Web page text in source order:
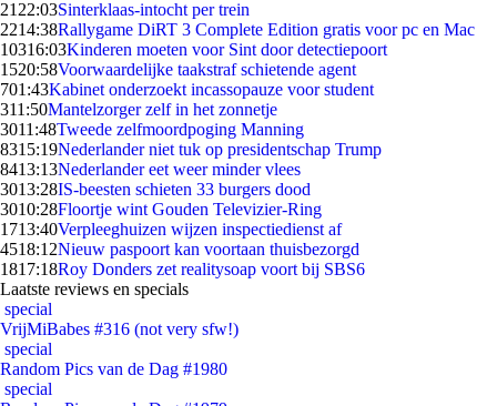
21 22:03Sinterklaas-intocht per trein
2214:38Rallygame DiRT 3 Complete Edition gratis voor pc en Mac
10316:03Kinderen moeten voor Sint door detectiepoort
1520:58Voorwaardelijke taakstraf schietende agent
701:43Kabinet onderzoekt incassopauze voor student
311:50Mantelzorger zelf in het zonnetje
3011:48Tweede zelfmoordpoging Manning
8315:19Nederlander niet tuk op presidentschap Trump
8413:13Nederlander eet weer minder vlees
3013:28IS-beesten schieten 33 burgers dood
3010:28Floortje wint Gouden Televizier-Ring
1713:40Verpleeghuizen wijzen inspectiedienst af
4518:12Nieuw paspoort kan voortaan thuisbezorgd
1817:18Roy Donders zet realitysoap voort bij SBS6
Laatste reviews en specials
special
VrijMiBabes #316 (not very sfw!)
special
Random Pics van de Dag #1980
special